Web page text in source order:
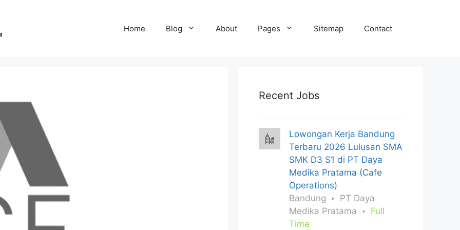
Home Blog About Pages Sitemap Contact
Recent Jobs
Lowongan Kerja Bandung
Terbaru 2026 Lulusan SMA
SMK D3 S1 di PT Daya
Medika Pratama (Cafe
Operations)
Bandung
PT Daya
Medika Pratama
Full
Time